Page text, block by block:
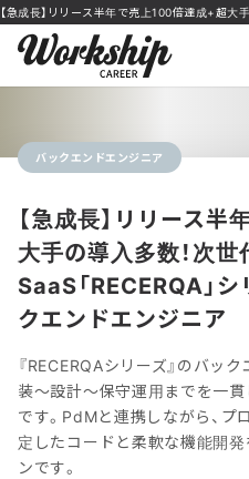
【急成長】リリース半年で売上100倍達成+超
バックエンドエンジニア
【急成長】リリース
大手の導入多数！次
SaaS「RECERQA」
クエンドエンジニア
『RECERQAシリーズ』のバッ
装〜設計〜保守運用までを一
です。PdMと連携しながら、
定したコードと柔軟な機能開
ンです。